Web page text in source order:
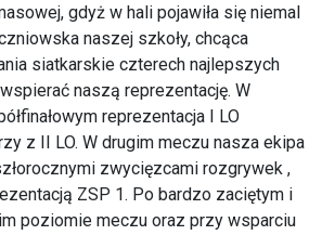
gdyż w hali pojawiła się niemal
naszej szkoły, chcąca
siatkarskie czterech najlepszych
naszą reprezentację. W
reprezentacja I LO
z II LO. W drugim meczu nasza ekipa
zwycięzcami rozgrywek ,
ZSP 1. Po bardzo zaciętym i
poziomie meczu oraz przy wsparciu